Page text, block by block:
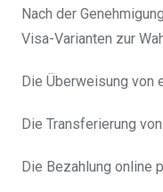
Nach der
Visa-Varianten zur
Die Überweisung von
Die Transferierung
Die Bezahlung online